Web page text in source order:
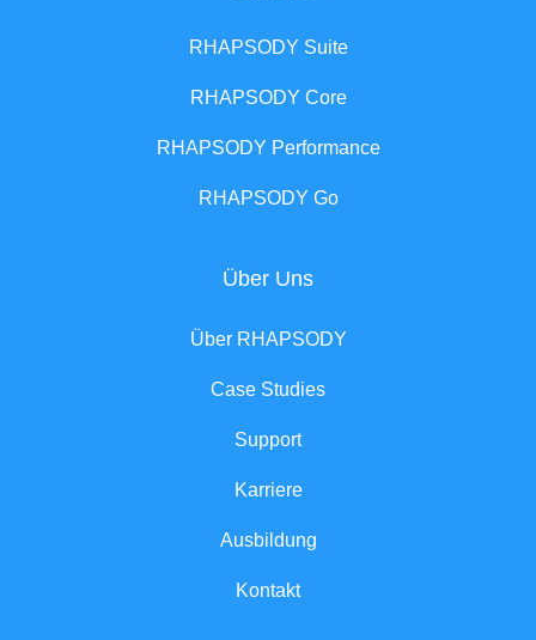
RHAPSODY Suite
RHAPSODY Core
RHAPSODY Performance
RHAPSODY Go
Über Uns
Über RHAPSODY
Case Studies
Support
Karriere
Ausbildung
Kontakt